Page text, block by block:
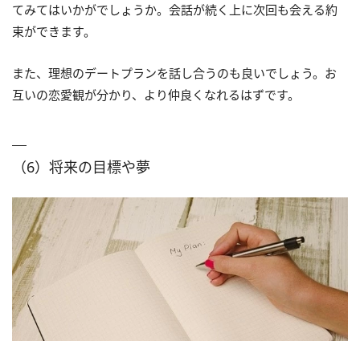
てみてはいかがでしょうか。会話が続く上に次回も会える約
束ができます。
また、理想のデートプランを話し合うのも良いでしょう。お
互いの恋愛観が分かり、より仲良くなれるはずです。
（6）将来の目標や夢